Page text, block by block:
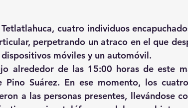
cuatro individuos
perpetrando un atraco en el que
móviles y un automóvil.
alrededor de las 15:00 horas de este
Suárez. En ese momento, los
a las personas presentes, llevándose